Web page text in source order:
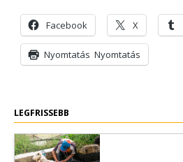
Facebook X
Nyomtatás Nyomtatás
LEGFRISSEBB